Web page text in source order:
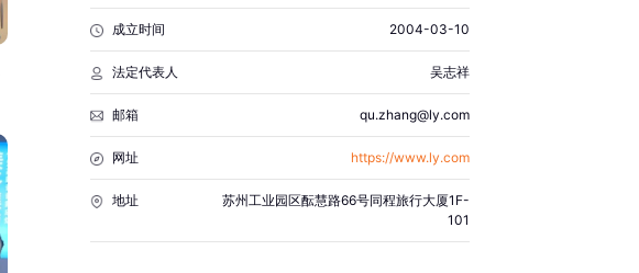
成立时间 2004-03-10
法定代表人 吴志祥
邮箱 qu.zhang@ly.com
网址 https://www.ly.com
地址
苏州工业园区酝慧路66号同程旅行大厦1F-
101